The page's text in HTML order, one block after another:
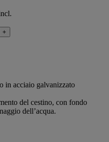
+
in acciaio galvanizzato
del cestino, con fondo
dell’acqua.